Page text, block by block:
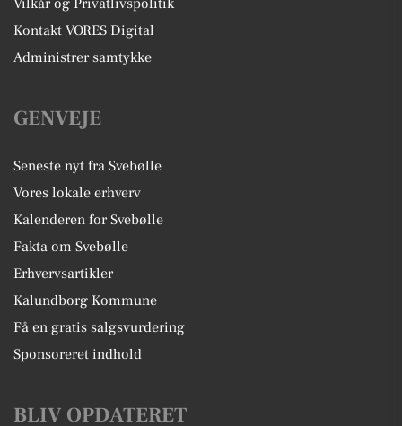
Vilkår og Privatlivspolitik
Kontakt VORES Digital
Administrer samtykke
GENVEJE
Seneste nyt fra Svebølle
Vores lokale erhverv
Kalenderen for Svebølle
Fakta om Svebølle
Erhvervsartikler
Kalundborg Kommune
Få en gratis salgsvurdering
Sponsoreret indhold
BLIV OPDATERET